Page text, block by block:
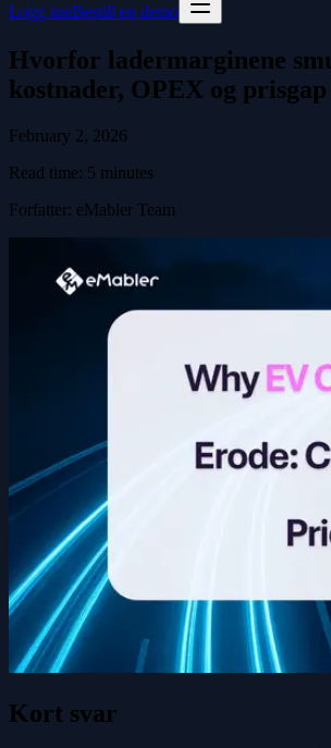
Logg innBestill en demo
Hvorfor ladermarginene
kostnader, OPEX og prisgap
February 2, 2026
Read time: 5 minutes
Forfatter: eMabler Team
Kort svar